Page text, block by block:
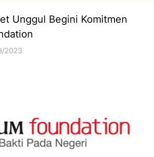
Unggul Begini Komitmen
2023